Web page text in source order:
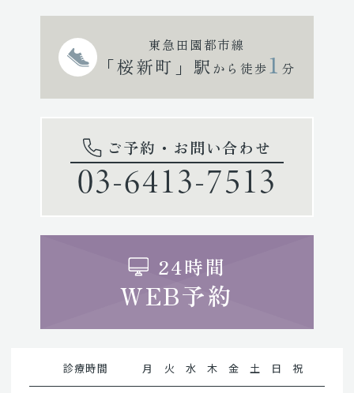
東急田園都市線
「桜新町」駅 から徒歩 1 分
ご予約・お問い合わせ
03-6413-7513
24時間
WEB予約
診療時間 月 火 水 木 金 土 日 祝